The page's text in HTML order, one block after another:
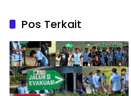
Pos Terkait